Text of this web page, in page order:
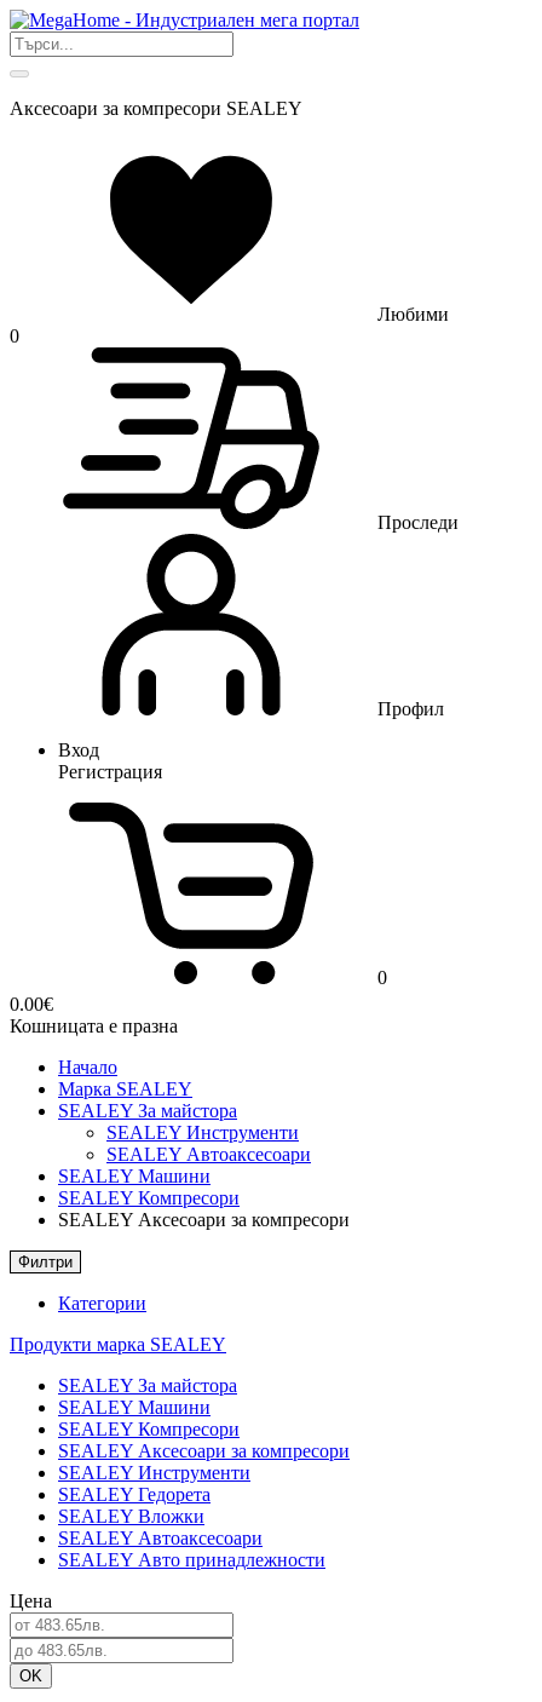
Аксесоари за компресори SEALEY
Любими
0
Проследи
Профил
Вход
Регистрация
0
0.00€
Кошницата е празна
Начало
Марка SEALEY
SEALEY За майстора
SEALEY Инструменти
SEALEY Автоаксесоари
SEALEY Машини
SEALEY Компресори
SEALEY Аксесоари за компресори
Филтри
Категории
Продукти марка SEALEY
SEALEY За майстора
SEALEY Машини
SEALEY Компресори
SEALEY Аксесоари за компресори
SEALEY Инструменти
SEALEY Гедорета
SEALEY Вложки
SEALEY Автоаксесоари
SEALEY Авто принадлежности
Цена